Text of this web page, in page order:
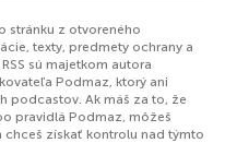
stránku z otvoreného
texty, predmety ochrany a
sú majetkom autora
Podmaz, ktorý ani
podcastov. Ak máš za to, že
pravidlá Podmaz, môžeš
získať kontrolu nad týmto